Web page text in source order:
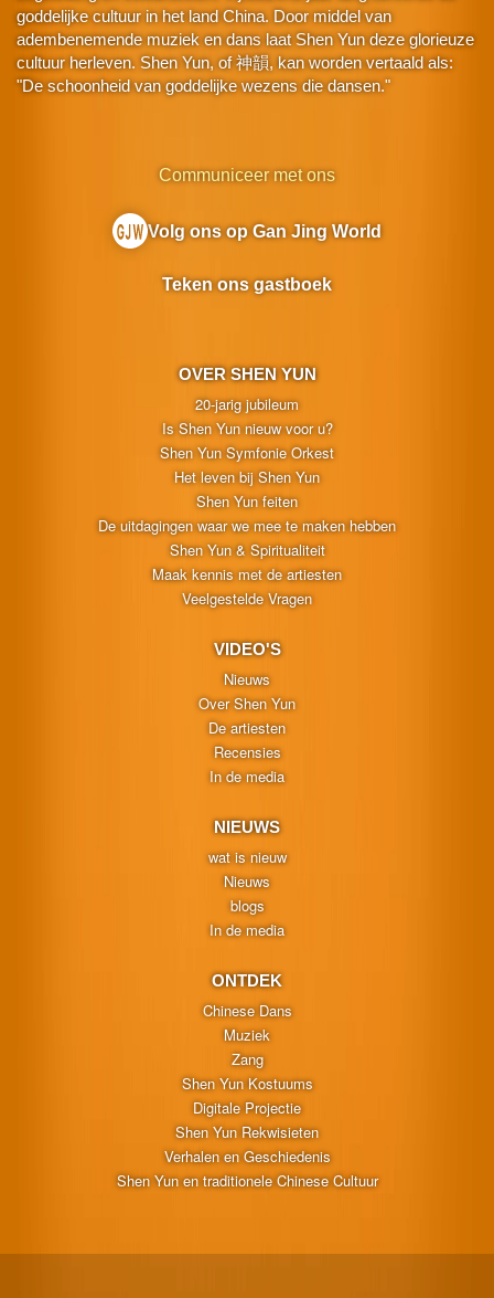
goddelijke cultuur in het land China. Door middel van
adembenemende muziek en dans laat Shen Yun deze glorieuze
cultuur herleven. Shen Yun, of 神韻, kan worden vertaald als:
"De schoonheid van goddelijke wezens die dansen."
OVER SHEN YUN
20-jarig jubileum
Is Shen Yun nieuw voor u?
Shen Yun Symfonie Orkest
Het leven bij Shen Yun
Shen Yun feiten
De uitdagingen waar we mee te maken hebben
Shen Yun & Spiritualiteit
Maak kennis met de artiesten
Veelgestelde Vragen
VIDEO'S
Nieuws
Over Shen Yun
De artiesten
Recensies
In de media
NIEUWS
wat is nieuw
Nieuws
blogs
In de media
ONTDEK
Chinese Dans
Muziek
Zang
Shen Yun Kostuums
Digitale Projectie
Shen Yun Rekwisieten
Verhalen en Geschiedenis
Shen Yun en traditionele Chinese Cultuur
Communiceer met ons
Volg ons op Gan Jing World
Teken ons gastboek